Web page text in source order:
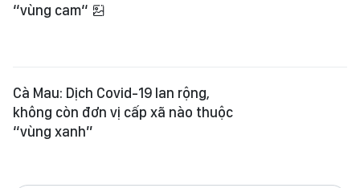
“vùng cam“
Cà Mau: Dịch Covid-19 lan rộng,
không còn đơn vị cấp xã nào thuộc
“vùng xanh”